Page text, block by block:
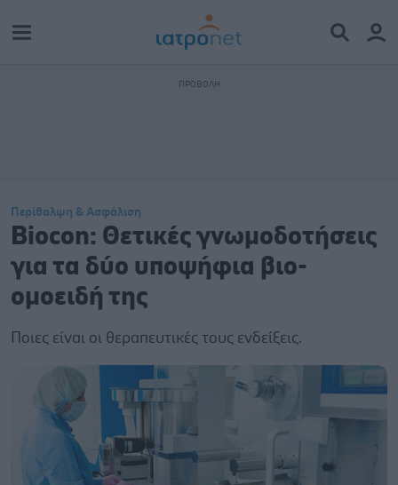
Περίθαλψη & Ασφάλιση
Biocon: Θετικές γνωμοδοτήσεις
για τα δύο υποψήφια βιο-
ομοειδή της
Ποιες είναι οι θεραπευτικές τους ενδείξεις.